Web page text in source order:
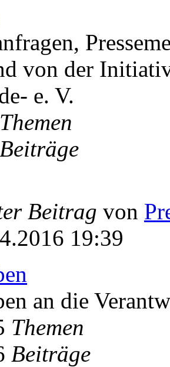
von der
e. V.
Themen
Beiträge
Beitrag von
19:39
an die
Themen
Beiträge